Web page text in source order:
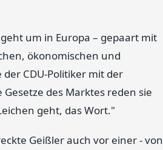
um in Europa – gepaart mit
ökonomischen und
CDU-Politiker mit der
des Marktes reden sie
geht, das Wort."
Geißler auch vor einer - von